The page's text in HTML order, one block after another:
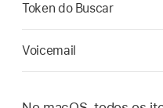
Token do Buscar
Voicemail